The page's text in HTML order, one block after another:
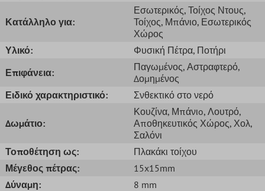
Κατάλληλο για:
Εσωτερικός, Τοίχος Ντους,
Τοίχος, Μπάνιο, Εσωτερικός
Χώρος
Υλικό:
Φυσική Πέτρα, Ποτήρι
Επιφάνεια:
Παγωμένος, Αστραφτερό,
Δομημένος
Ειδικό χαρακτηριστικό:
Σνθεκτικό στο νερό
Δωμάτιο:
Κουζίνα, Μπάνιo, Λουτρό,
Αποθηκευτικός Χώρος, Χολ,
Σαλόνι
Τοποθέτηση ως:
Πλακάκι τοίχου
Μέγεθος πέτρας:
15x15mm
Δύναμη:
8 mm